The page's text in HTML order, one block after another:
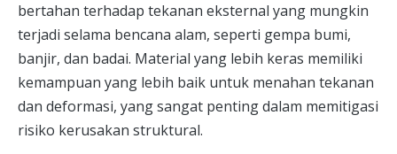
bertahan terhadap tekanan eksternal yang mungkin
terjadi selama bencana alam, seperti gempa bumi,
banjir, dan badai. Material yang lebih keras memiliki
kemampuan yang lebih baik untuk menahan tekanan
dan deformasi, yang sangat penting dalam memitigasi
risiko kerusakan struktural.